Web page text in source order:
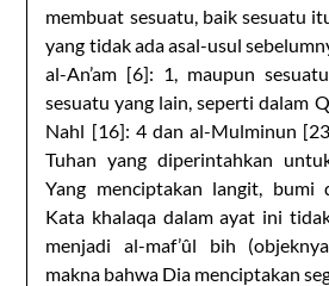
membuat sesuatu, baik sesuatu
yang tidak ada asal-usul
al-An’am [6]: 1, maupun
sesuatu yang lain, seperti dalam
Nahl [16]: 4 dan al-Mulminun
Tuhan yang diperintahkan
Yang menciptakan langit, bumi
Kata khalaqa dalam ayat ini
menjadi al-maf’ûl bih
makna bahwa Dia menciptakan